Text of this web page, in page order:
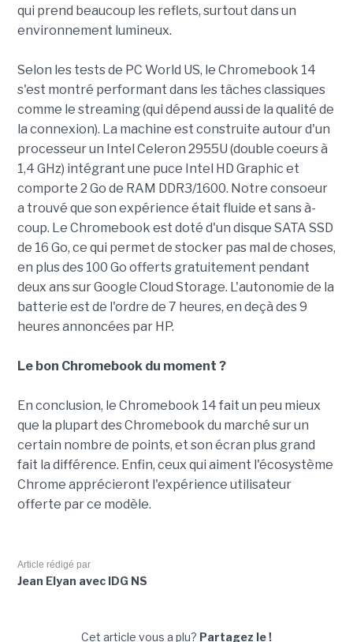
qui prend beaucoup les reflets, surtout dans un
environnement lumineux.
Selon les tests de PC World US, le Chromebook 14
s'est montré performant dans les tâches classiques
comme le streaming (qui dépend aussi de la qualité de
la connexion). La machine est construite autour d'un
processeur un Intel Celeron 2955U (double coeurs à
1,4 GHz) intégrant une puce Intel HD Graphic et
comporte 2 Go de RAM DDR3/1600. Notre consoeur
a trouvé que son expérience était fluide et sans à-
coup. Le Chromebook est doté d'un disque SATA SSD
de 16 Go, ce qui permet de stocker pas mal de choses,
en plus des 100 Go offerts gratuitement pendant
deux ans sur Google Cloud Storage. L'autonomie de la
batterie est de l'ordre de 7 heures, en deçà des 9
heures annoncées par HP.
Le bon Chromebook du moment ?
En conclusion, le Chromebook 14 fait un peu mieux
que la plupart des Chromebook du marché sur un
certain nombre de points, et son écran plus grand
fait la différence. Enfin, ceux qui aiment l'écosystème
Chrome apprécieront l'expérience utilisateur
offerte par ce modèle.
Article rédigé par
Jean Elyan avec IDG NS
Cet article vous a plu? Partagez le !